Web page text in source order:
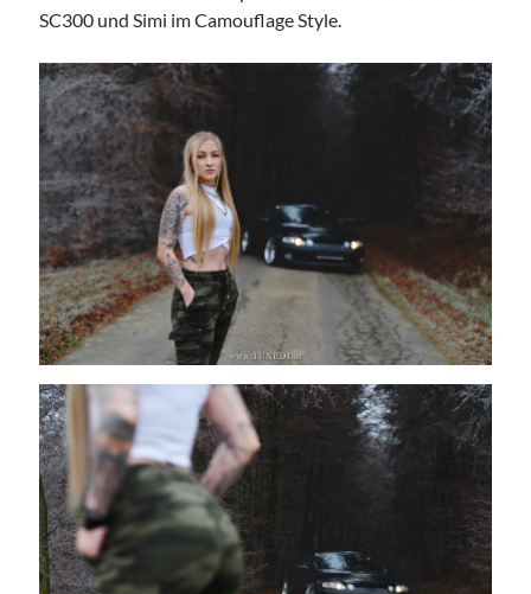
TuningSzeneGraz
Imprint
SC300 und Simi im Camouflage Style.